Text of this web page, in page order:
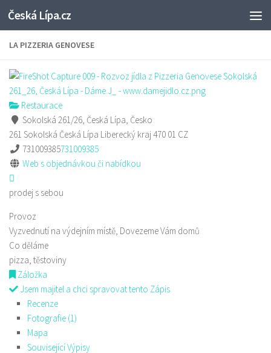
Skip to content
Česká Lípa.cz
LA PIZZERIA GENOVESE
Restaurace
Sokolská 261/26, Česká Lípa, Česko
261 Sokolská Česká Lípa Liberecký kraj470 01 CZ
731009385731009385
Web s objednávkou či nabídkou
prodej s sebou
Provoz
Vyzvednutí na výdejním místě, Dovezeme Vám domů
Co děláme
pizza, těstoviny
Záložka
Jsem majitel a chci spravovat tento Zápis
Recenze
Fotografie (1)
Mapa
Související Výpisy